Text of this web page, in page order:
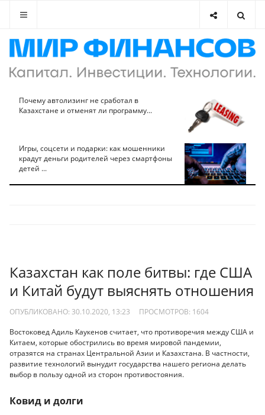
Почему автолизинг не сработал в
Казахстане и отменят ли программу...
Игры, соцсети и подарки: как мошенники
крадут деньги родителей через смартфоны
детей ...
Казахстан как поле битвы: где США
и Китай будут выяснять отношения
ОПУБЛИКОВАНО: 30.10.2020, 13:23 ПРОСМОТРОВ: 1604
Востоковед Адиль Каукенов считает, что противоречия между США и
Китаем, которые обострились во время мировой пандемии,
отразятся на странах Центральной Азии и Казахстана. В частности,
развитие технологий вынудит государства нашего региона делать
выбор в пользу одной из сторон противостояния.
Ковид и долги